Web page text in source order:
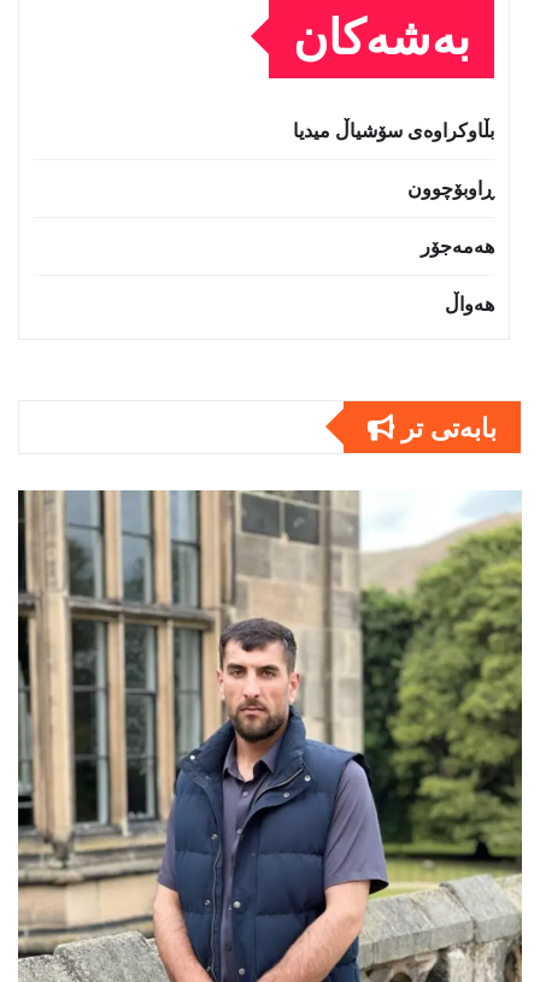
بەشەکان
بڵاوکراوەی سۆشیاڵ میدیا
ڕاوبۆچوون
هەمەجۆر
هەواڵ
بابەتى تر